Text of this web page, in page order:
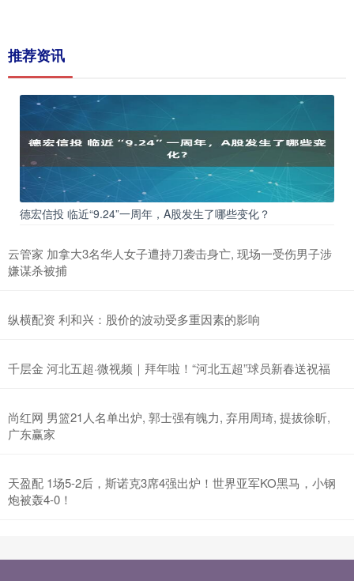
推荐资讯
德宏信投 临近“9.24”一周年，A股发生了哪些变化？
云管家 加拿大3名华人女子遭持刀袭击身亡, 现场一受伤男子涉
嫌谋杀被捕
纵横配资 利和兴：股价的波动受多重因素的影响
千层金 河北五超·微视频｜拜年啦！“河北五超”球员新春送祝福
尚红网 男篮21人名单出炉, 郭士强有魄力, 弃用周琦, 提拔徐昕,
广东赢家
天盈配 1场5-2后，斯诺克3席4强出炉！世界亚军KO黑马，小钢
炮被轰4-0！